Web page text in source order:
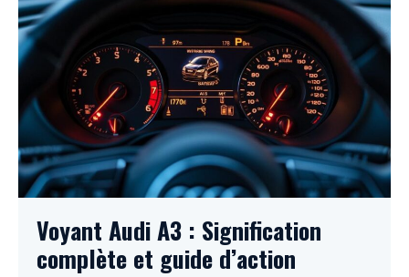
Voyant Audi A3 : Signification
complète et guide d’action